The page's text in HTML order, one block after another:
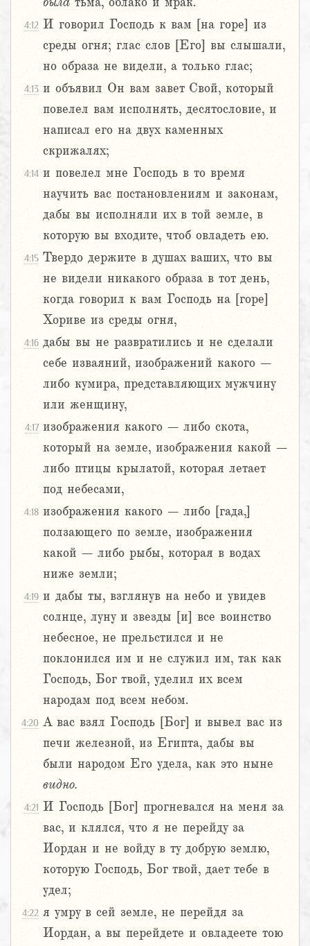
4:12 И говорил Господь к вам [на горе] из
среды огня; глас слов [Его] вы слышали,
но образа не видели, а только глас;
4:13 и объявил Он вам завет Свой, который
повелел вам исполнять, десятословие, и
написал его на двух каменных
скрижалях;
4:14 и повелел мне Господь в то время
научить вас постановлениям и законам,
дабы вы исполняли их в той земле, в
которую вы входите, чтоб овладеть ею.
4:15 Твердо держите в душах ваших, что вы
не видели никакого образа в тот день,
когда говорил к вам Господь на [горе]
Хориве из среды огня,
4:16 дабы вы не развратились и не сделали
себе изваяний, изображений какого –
либо кумира, представляющих мужчину
или женщину,
4:17 изображения какого – либо скота,
который на земле, изображения какой –
либо птицы крылатой, которая летает
под небесами,
4:18 изображения какого – либо [гада,]
ползающего по земле, изображения
какой – либо рыбы, которая в водах
ниже земли;
4:19 и дабы ты, взглянув на небо и увидев
солнце, луну и звезды [и] все воинство
небесное, не прельстился и не
поклонился им и не служил им, так как
Господь, Бог твой, уделил их всем
народам под всем небом.
4:20 А вас взял Господь [Бог] и вывел вас из
печи железной, из Египта, дабы вы
были народом Его удела, как это ныне
видно.
4:21 И Господь [Бог] прогневался на меня за
вас, и клялся, что я не перейду за
Иордан и не войду в ту добрую землю,
которую Господь, Бог твой, дает тебе в
удел;
4:22 я умру в сей земле, не перейдя за
Иордан, а вы перейдете и овладеете тою